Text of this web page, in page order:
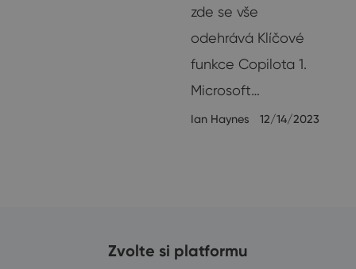
zde se vše
odehrává Klíčové
funkce Copilota 1.
Microsoft…
Ian Haynes 12/14/2023
Zvolte si platformu